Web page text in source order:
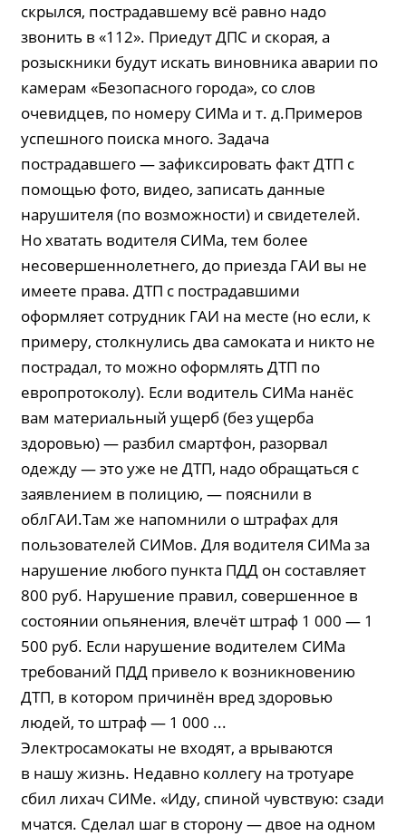
скрылся, пострадавшему всё равно надо
звонить в «112». Приедут ДПС и скорая, а
розыскники будут искать виновника аварии по
камерам «Безопасного города», со слов
очевидцев, по номеру СИМа и т. д.Примеров
успешного поиска много. Задача
пострадавшего — зафиксировать факт ДТП с
помощью фото, видео, записать данные
нарушителя (по возможности) и свидетелей.
Но хватать водителя СИМа, тем более
несовершеннолетнего, до приезда ГАИ вы не
имеете права. ДТП с пострадавшими
оформляет сотрудник ГАИ на месте (но если, к
примеру, столкнулись два самоката и никто не
пострадал, то можно оформлять ДТП по
европротоколу). Если водитель СИМа нанёс
вам материальный ущерб (без ущерба
здоровью) — разбил смартфон, разорвал
одежду — это уже не ДТП, надо обращаться с
заявлением в полицию, — пояснили в
облГАИ.Там же напомнили о штрафах для
пользователей СИМов. Для водителя СИМа за
нарушение любого пункта ПДД он составляет
800 руб. Нарушение правил, совершенное в
состоянии опьянения, влечёт штраф 1 000 — 1
500 руб. Если нарушение водителем СИМа
требований ПДД привело к возникновению
ДТП, в котором причинён вред здоровью
людей, то штраф — 1 000 ...
Электросамокаты не входят, а врываются
в нашу жизнь. Недавно коллегу на тротуаре
сбил лихач СИМе. «Иду, спиной чувствую: сзади
мчатся. Сделал шаг в сторону — двое на одном